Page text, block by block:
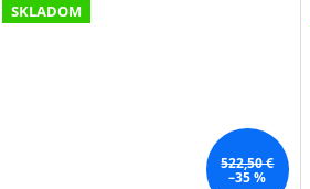
SKLADOM
522,50 €
–35 %